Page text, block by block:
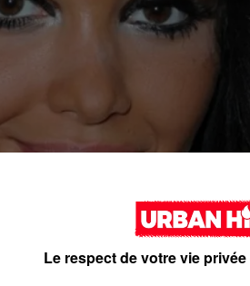
Le respect de votre vie